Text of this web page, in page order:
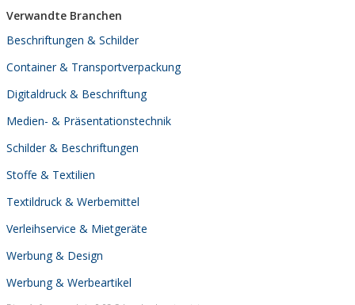
Verwandte Branchen
Beschriftungen & Schilder
Container & Transportverpackung
Digitaldruck & Beschriftung
Medien- & Präsentationstechnik
Schilder & Beschriftungen
Stoffe & Textilien
Textildruck & Werbemittel
Verleihservice & Mietgeräte
Werbung & Design
Werbung & Werbeartikel